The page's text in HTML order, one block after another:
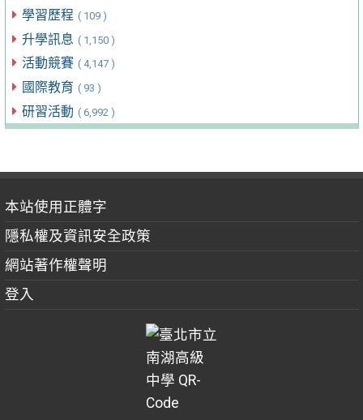
學習歷程 ( 109 )
升學訊息 ( 1,150 )
活動競賽 ( 4,147 )
國際教育 ( 93 )
研習活動 ( 6,992 )
本站使用正體字
隱私權及資訊安全政策
網站著作權聲明
登入